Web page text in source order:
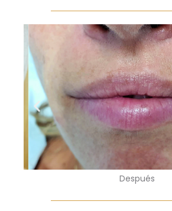
Después